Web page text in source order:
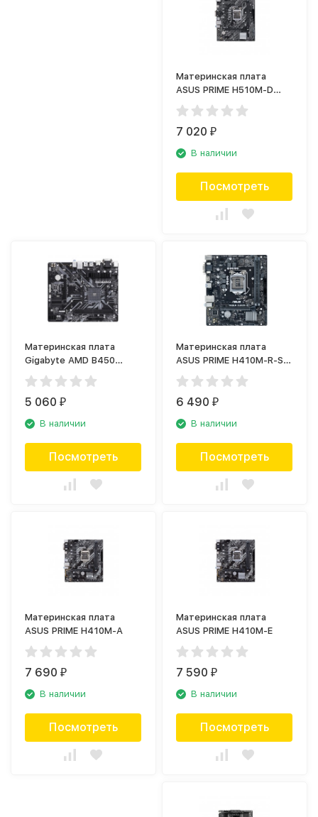
Материнская плата
ASUS PRIME H510M-D
(90MB17M0-M0EAY0)
7 020₽
В наличии
Посмотреть
Материнская плата
Gigabyte AMD B450
SAM4 MATX B450M S2H
5 060₽
В наличии
Посмотреть
Материнская плата
ASUS PRIME H410M-R-SI
90MB1520-M0ECY0
6 490₽
В наличии
Посмотреть
Материнская плата
ASUS PRIME H410M-A
7 690₽
В наличии
Посмотреть
Материнская плата
ASUS PRIME H410M-E
7 590₽
В наличии
Посмотреть